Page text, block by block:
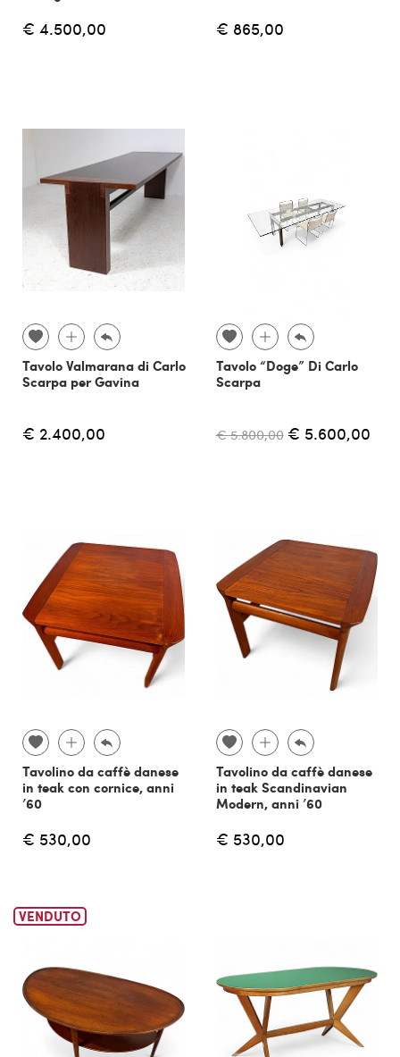
€ 4.500,00 € 865,00
Tavolo Valmarana di Carlo
Scarpa per Gavina
€ 2.400,00
Tavolo “Doge” Di Carlo
Scarpa
€ 5.800,00 € 5.600,00
Tavolino da caffè danese
in teak con cornice, anni
’60
€ 530,00
Tavolino da caffè danese
in teak Scandinavian
Modern, anni ’60
€ 530,00
VENDUTO